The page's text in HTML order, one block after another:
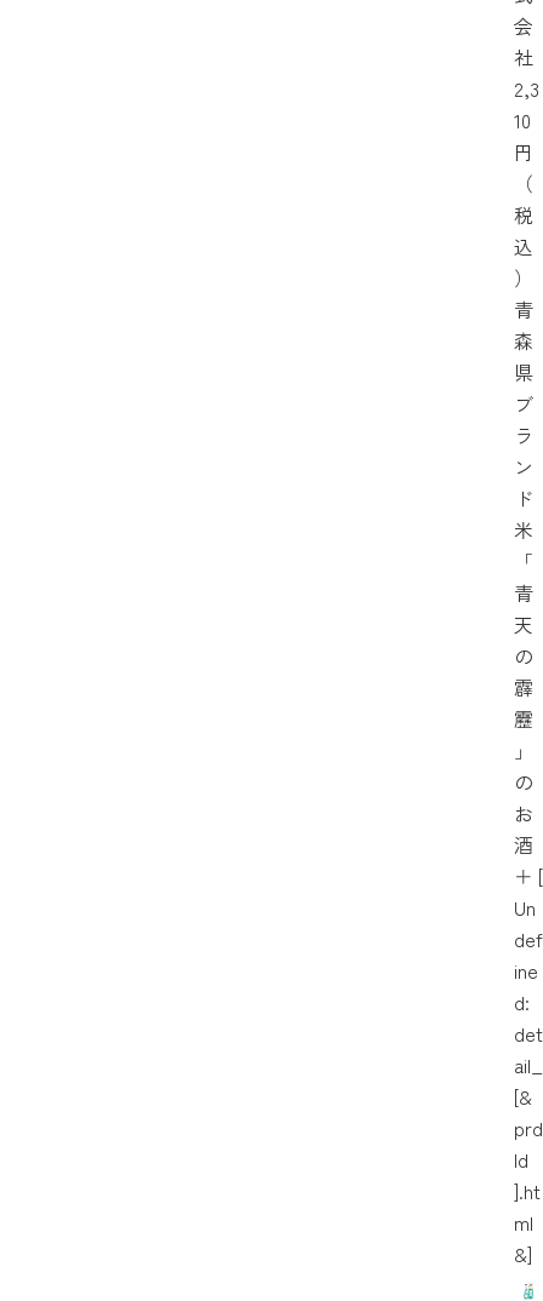
会
社
2,3
10
円
（
税
込
）
青
森
県
ブ
ラ
ン
ド
米
「
青
天
の
霹
靂
」
の
お
酒
＋ [
Un
def
ine
d:
det
ail_
[&
prd
Id
].ht
ml
&]